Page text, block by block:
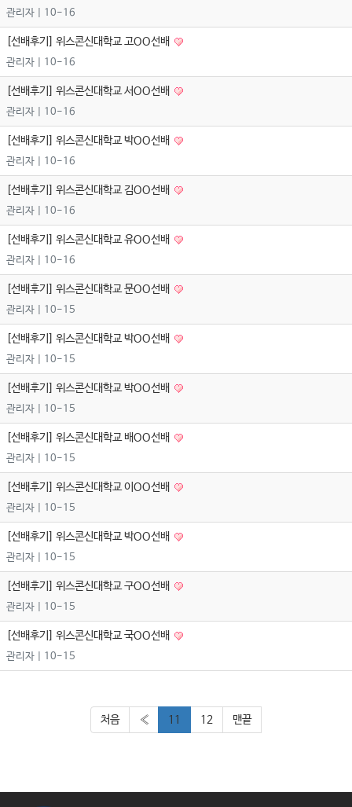
관리자 | 10-16
[선배후기] 위스콘신대학교 고OO선배
관리자 | 10-16
[선배후기] 위스콘신대학교 서OO선배
관리자 | 10-16
[선배후기] 위스콘신대학교 박OO선배
관리자 | 10-16
[선배후기] 위스콘신대학교 김OO선배
관리자 | 10-16
[선배후기] 위스콘신대학교 유OO선배
관리자 | 10-16
[선배후기] 위스콘신대학교 문OO선배
관리자 | 10-15
[선배후기] 위스콘신대학교 박OO선배
관리자 | 10-15
[선배후기] 위스콘신대학교 박OO선배
관리자 | 10-15
[선배후기] 위스콘신대학교 배OO선배
관리자 | 10-15
[선배후기] 위스콘신대학교 이OO선배
관리자 | 10-15
[선배후기] 위스콘신대학교 박OO선배
관리자 | 10-15
[선배후기] 위스콘신대학교 구OO선배
관리자 | 10-15
[선배후기] 위스콘신대학교 국OO선배
관리자 | 10-15
처음 « 11 12 맨끝